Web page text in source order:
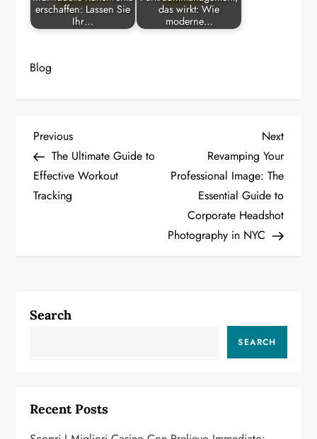
erschaffen: Lassen Sie
Ihr…
das wirkt: Wie
moderne…
Blog
P
o
s
v
a
Previous
Post
Previous
The Ultimate Guide to
Effective Workout
Tracking
Next
Post
Next
Revamping Your
Professional Image: The
Essential Guide to
Corporate Headshot
Photography in NYC
Search
SEARCH
Recent Posts